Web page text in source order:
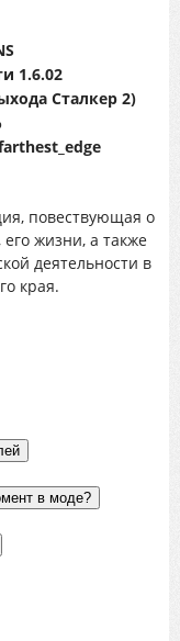
1.6.02
Сталкер 2)
повествующая о
его жизни, а также
деятельности в
края.